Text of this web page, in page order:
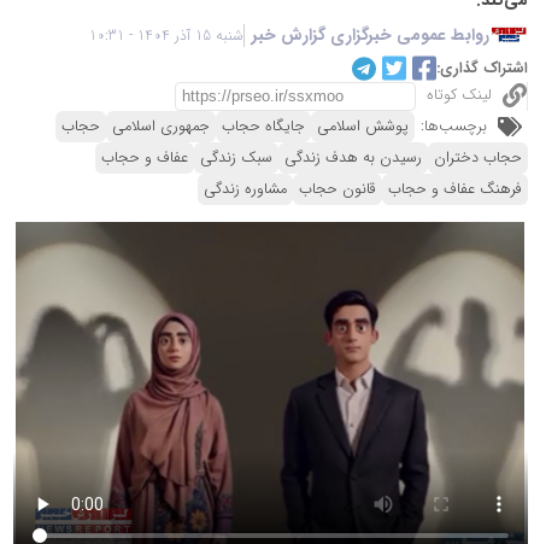
روابط عمومی خبرگزاری گزارش خبر شنبه 15 آذر 1404 - 10:31
اشتراک گذاری:
لینک کوتاه
برچسب‌ها: پوشش اسلامی جایگاه حجاب جمهوری اسلامی حجاب
حجاب دختران رسیدن به هدف زندگی سبک زندگی عفاف و حجاب
فرهنگ عفاف و حجاب قانون حجاب مشاوره زندگی